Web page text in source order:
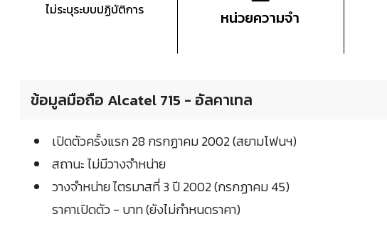
ไม่ระบุระบบปฏิบัติการ หน่วยความจำ
ข้อมูลมือถือ Alcatel 715 - อัลคาเทล
เปิดตัวครั้งแรก 28 กรกฏาคม 2002 (สยามโฟนฯ)
สถานะ ไม่มีวางจำหน่าย
วางจำหน่าย ไตรมาสที่ 3 ปี 2002 (กรกฏาคม 45)
ราคาเปิดตัว - บาท (ยังไม่กำหนดราคา)